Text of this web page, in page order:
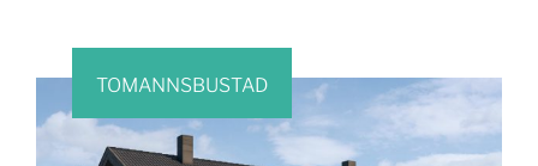
TOMANNSBUSTAD